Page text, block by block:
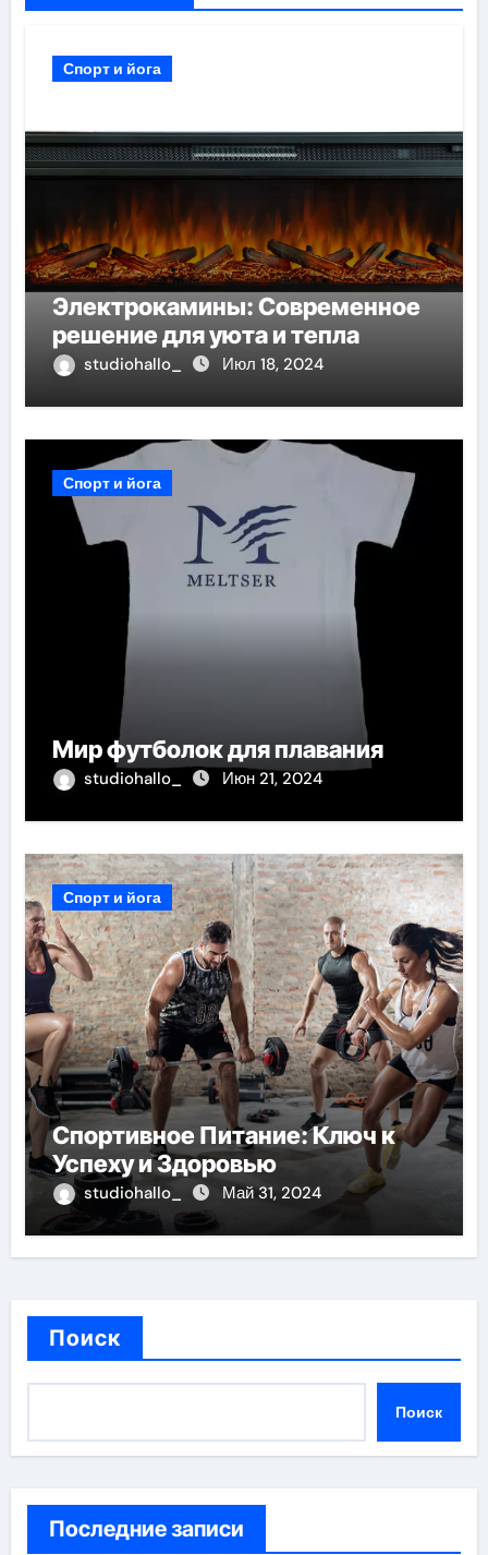
Спорт и йога
Электрокамины: Современное
решение для уюта и тепла
studiohallo_ Июл 18, 2024
Спорт и йога
Мир футболок для плавания
studiohallo_ Июн 21, 2024
Спорт и йога
Спортивное Питание: Ключ к
Успеху и Здоровью
studiohallo_ Май 31, 2024
Поиск
Поиск
Последние записи